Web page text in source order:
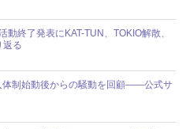
動終了発表にKAT-TUN、TOKIO解散、
る
体制始動後からの騒動を回顧――公式サ